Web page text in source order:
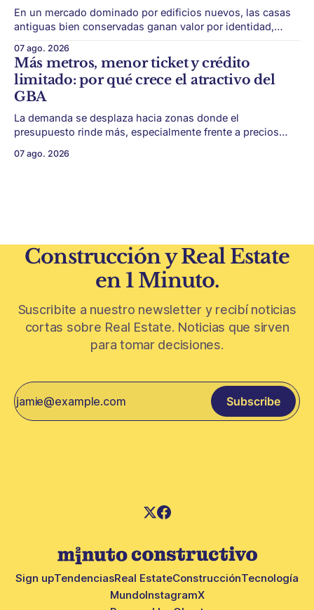
En un mercado dominado por edificios nuevos, las casas
antiguas bien conservadas ganan valor por identidad,
algunas piezas residenciales que cuentan otra historia del
barrio. En medio de torres, edificios nuevos y proyectos
premium, todavía aparecen casas de más de 100 años
07 ago. 2026
Más metros, menor ticket y crédito
limitado: por qué crece el atractivo del
GBA
La demanda se desplaza hacia zonas donde el
presupuesto rinde más, especialmente frente a precios
Conurbano vuelve a ganar protagonismo en el mapa
07 ago. 2026
Construcción y Real Estate
en 1 Minuto.
Suscribite a nuestro newsletter y recibí noticias
cortas sobre Real Estate. Noticias que sirven
para tomar decisiones.
Subscribe
Sign upTendenciasReal EstateConstrucciónTecnología
MundoInstagramX